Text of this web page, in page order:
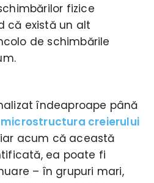
fizice
că există un alt
de schimbările
îndeaproape până
microstructura creierului
acum că această
ea poate fi
– în grupuri mari,